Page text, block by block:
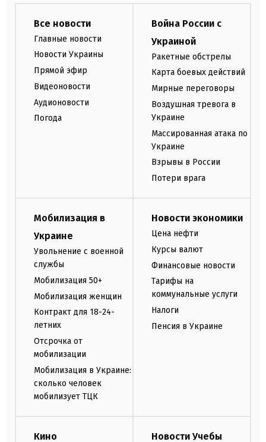
Все новости
Главные новости
Новости Украины
Прямой эфир
Видеоновости
Аудионовости
Погода
Война России с
Украиной
Ракетные обстрелы
Карта боевых действий
Мирные переговоры
Воздушная тревога в
Украине
Массированная атака по
Украине
Взрывы в России
Потери врага
Мобилизация в
Украине
Увольнение с военной
службы
Мобилизация 50+
Мобилизация женщин
Контракт для 18-24-
летних
Отсрочка от
мобилизации
Мобилизация в Украине:
сколько человек
мобилизует ТЦК
Новости экономики
Цена нефти
Курсы валют
Финансовые новости
Тарифы на
коммунальные услуги
Налоги
Пенсия в Украине
Кино Новости Учебы